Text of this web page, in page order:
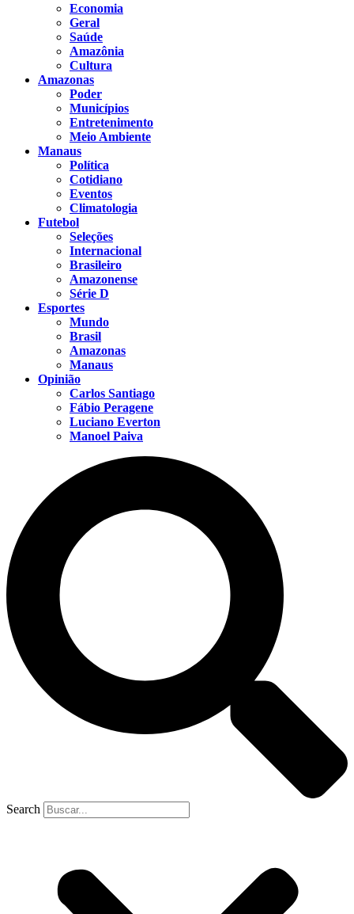
Economia
Geral
Saúde
Amazônia
Cultura
Amazonas
Poder
Municípios
Entretenimento
Meio Ambiente
Manaus
Política
Cotidiano
Eventos
Climatologia
Futebol
Seleções
Internacional
Brasileiro
Amazonense
Série D
Esportes
Mundo
Brasil
Amazonas
Manaus
Opinião
Carlos Santiago
Fábio Peragene
Luciano Everton
Manoel Paiva
Search